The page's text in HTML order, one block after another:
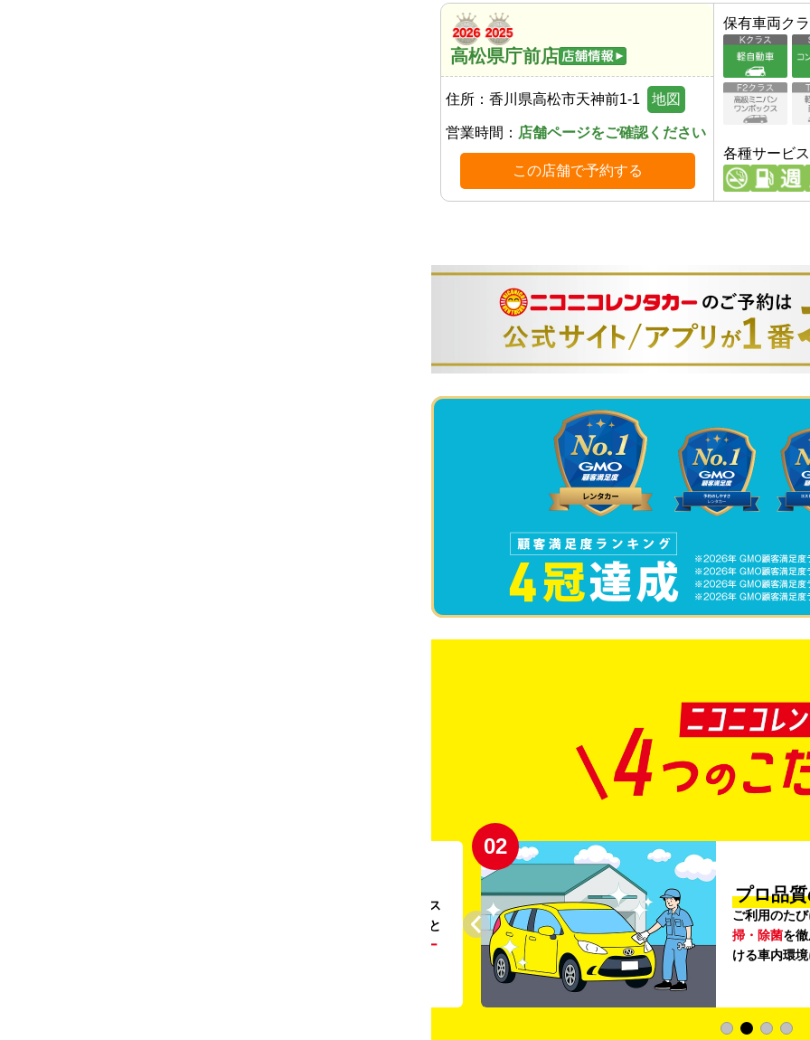
高松県庁前店
住所： 香川県高松市天神前1-1 地図
営業時間： 店舗ページをご確認ください
この店舗で予約する
保有車両ク
各種サービス
。ガソリンス
タンドや整備工場の既存インフラを活用すること
リー
02
プロ品
ご利用のた
掃・除菌を
ける車内環